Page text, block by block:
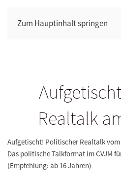
Zum Hauptinhalt springen
Realtalk
Aufgetischt! Politischer Real­talk vom
Das politische Talkformat im CVJM
(Empfehlung: ab 16 Jahren)